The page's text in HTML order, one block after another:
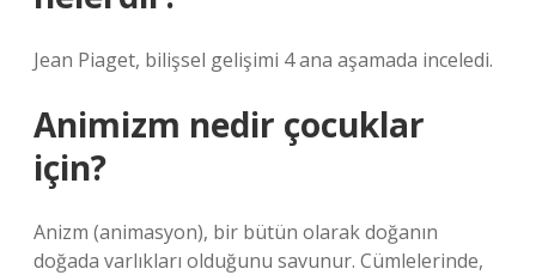
Jean Piaget, bilişsel gelişimi 4 ana aşamada inceledi.
Animizm nedir çocuklar
için?
Anizm (animasyon), bir bütün olarak doğanın
doğada varlıkları olduğunu savunur. Cümlelerinde,